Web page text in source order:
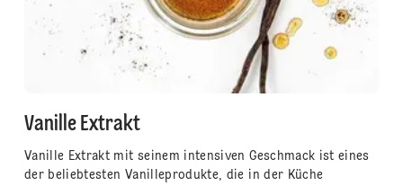
Vanille Extrakt
Vanille Extrakt mit seinem intensiven Geschmack ist eines
der beliebtesten Vanilleprodukte, die in der Küche